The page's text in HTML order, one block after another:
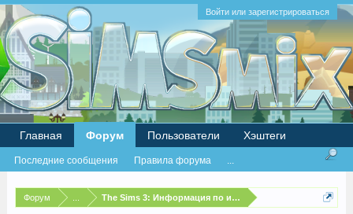
Войти или зарегистрироваться
Форум The Sims 3: Информация по игре
Главная Форум
Последние сообщения Правила форума ...
Пользователи Хэштеги